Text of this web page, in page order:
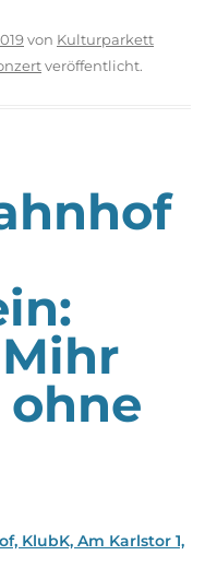
von Kulturparkett
veröffentlicht.
ohne
KlubK, Am Karlstor 1,